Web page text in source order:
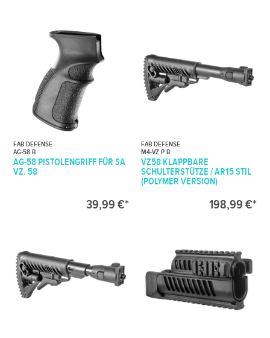
FAB DEFENSE
AG-58 B
AG-58 PISTOLENGRIFF FÜR SA
VZ. 58
39,99 €*
FAB DEFENSE
M4-VZ P B
VZ58 KLAPPBARE
SCHULTERSTÜTZE / AR15 STIL
(POLYMER VERSION)
198,99 €*